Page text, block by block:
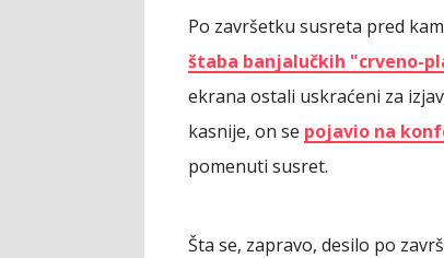
Po završetku susreta pred
štaba banjalučkih "crveno-
ekrana ostali uskraćeni za
kasnije, on se pojavio na
pomenuti susret.
Šta se, zapravo, desilo po